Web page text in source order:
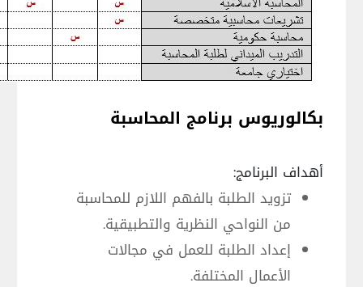
بكالوريوس برنامج المحاسبة
أهداف البرنامج:
تزويد الطلبة بالفهم اللازم للمحاسبة
من النواحي النظرية والتطبيقية.
إعداد الطلبة للعمل في مجالات
الأعمال المختلفة.